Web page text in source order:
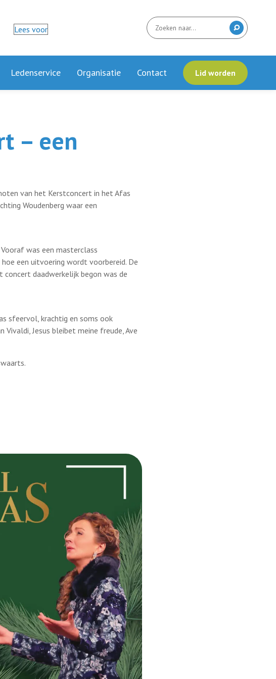
Lees voor
Ledenservice Organisatie Contact Lid worden
– een
van het Kerstconcert in het Afas
Woudenberg waar een
was een masterclass
een uitvoering wordt voorbereid. De
daadwerkelijk begon was de
sfeervol, krachtig en soms ook
Jesus bleibet meine freude, Ave